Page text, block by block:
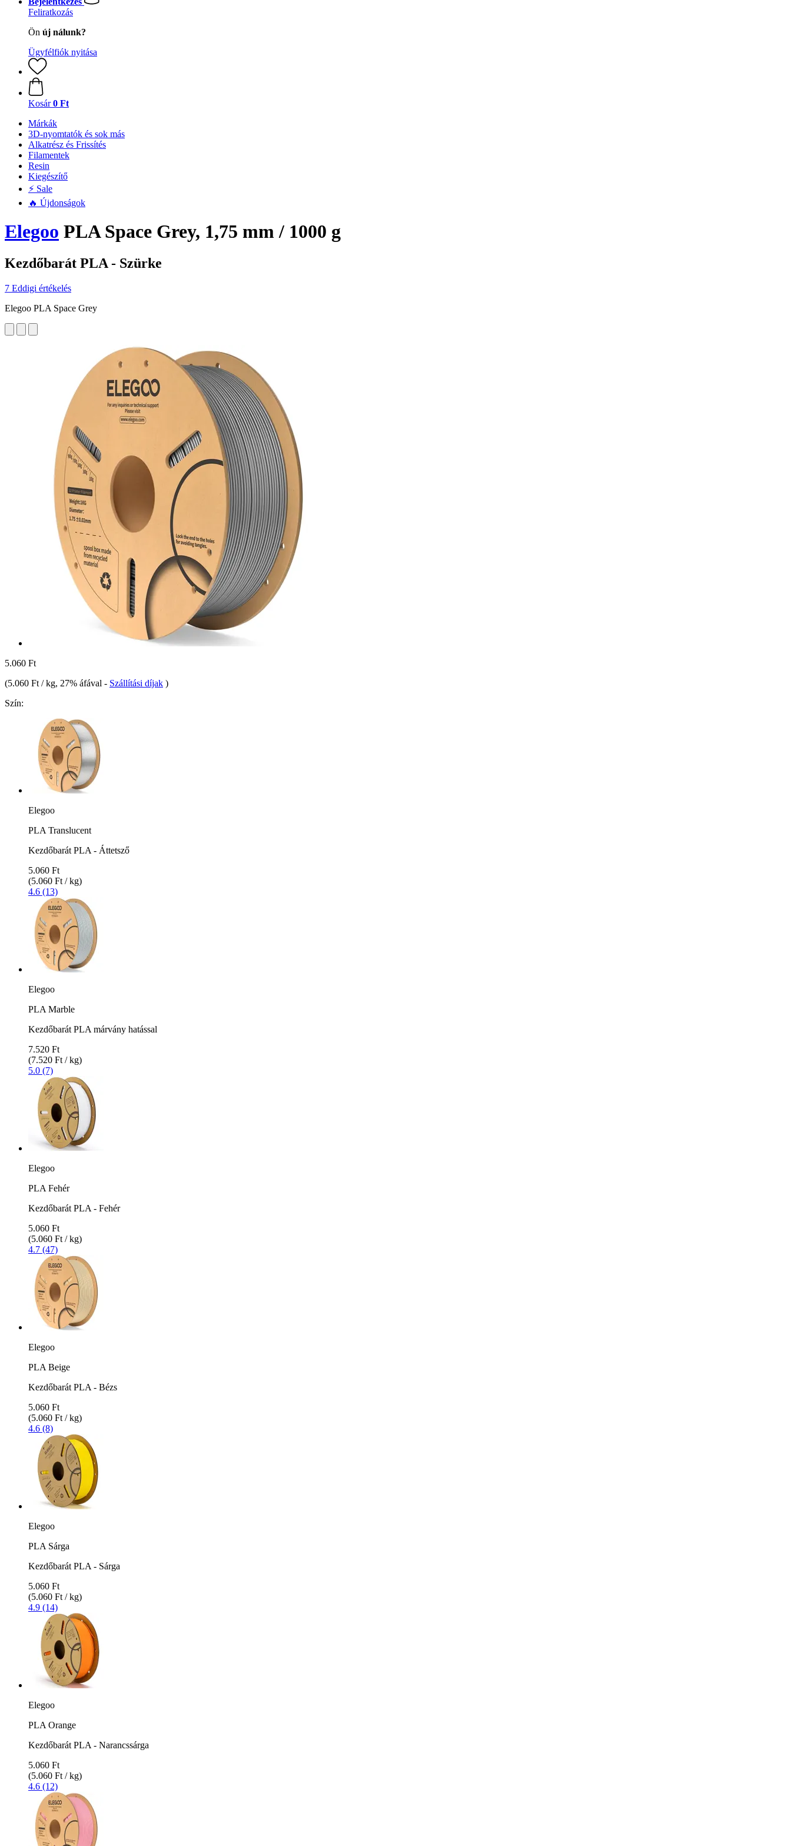
Feliratkozás
Ön új nálunk?
Ügyfélfiók nyitása
Kosár 0 Ft
Márkák
3D-nyomtatók és sok más
Alkatrész és Frissítés
Filamentek
Resin
Kiegészítő
⚡ Sale
🔥 Újdonságok
Elegoo PLA Space Grey, 1,75 mm / 1000 g
Kezdőbarát PLA - Szürke
7 Eddigi értékelés
Elegoo PLA Space Grey
5.060 Ft
(5.060 Ft / kg, 27% áfával - Szállítási díjak )
Szín:
Elegoo
PLA Translucent
Kezdőbarát PLA - Áttetsző
5.060 Ft
(5.060 Ft / kg)
4.6 (13)
Elegoo
PLA Marble
Kezdőbarát PLA márvány hatással
7.520 Ft
(7.520 Ft / kg)
5.0 (7)
Elegoo
PLA Fehér
Kezdőbarát PLA - Fehér
5.060 Ft
(5.060 Ft / kg)
4.7 (47)
Elegoo
PLA Beige
Kezdőbarát PLA - Bézs
5.060 Ft
(5.060 Ft / kg)
4.6 (8)
Elegoo
PLA Sárga
Kezdőbarát PLA - Sárga
5.060 Ft
(5.060 Ft / kg)
4.9 (14)
Elegoo
PLA Orange
Kezdőbarát PLA - Narancssárga
5.060 Ft
(5.060 Ft / kg)
4.6 (12)